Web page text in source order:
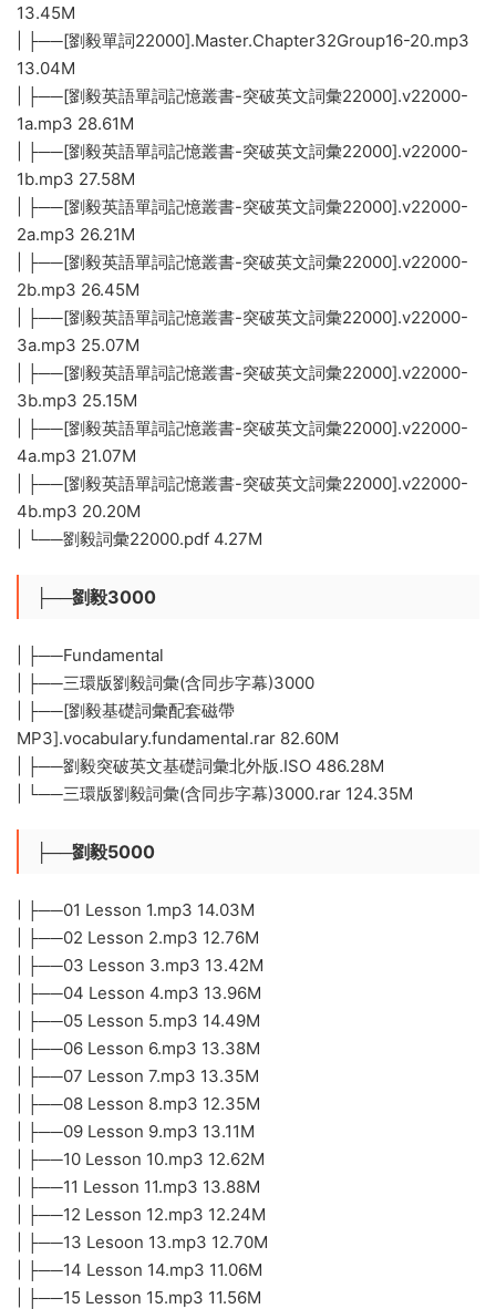
13.45M
| ├──[劉毅單詞22000].Master.Chapter32Group16-20.mp3
13.04M
| ├──[劉毅英語單詞記憶叢書-突破英文詞彙22000].v22000-
1a.mp3 28.61M
| ├──[劉毅英語單詞記憶叢書-突破英文詞彙22000].v22000-
1b.mp3 27.58M
| ├──[劉毅英語單詞記憶叢書-突破英文詞彙22000].v22000-
2a.mp3 26.21M
| ├──[劉毅英語單詞記憶叢書-突破英文詞彙22000].v22000-
2b.mp3 26.45M
| ├──[劉毅英語單詞記憶叢書-突破英文詞彙22000].v22000-
3a.mp3 25.07M
| ├──[劉毅英語單詞記憶叢書-突破英文詞彙22000].v22000-
3b.mp3 25.15M
| ├──[劉毅英語單詞記憶叢書-突破英文詞彙22000].v22000-
4a.mp3 21.07M
| ├──[劉毅英語單詞記憶叢書-突破英文詞彙22000].v22000-
4b.mp3 20.20M
| └──劉毅詞彙22000.pdf 4.27M
├──劉毅3000
| ├──Fundamental
| ├──三環版劉毅詞彙(含同步字幕)3000
| ├──[劉毅基礎詞彙配套磁帶
MP3].vocabulary.fundamental.rar 82.60M
| ├──劉毅突破英文基礎詞彙北外版.ISO 486.28M
| └──三環版劉毅詞彙(含同步字幕)3000.rar 124.35M
├──劉毅5000
| ├──01 Lesson 1.mp3 14.03M
| ├──02 Lesson 2.mp3 12.76M
| ├──03 Lesson 3.mp3 13.42M
| ├──04 Lesson 4.mp3 13.96M
| ├──05 Lesson 5.mp3 14.49M
| ├──06 Lesson 6.mp3 13.38M
| ├──07 Lesson 7.mp3 13.35M
| ├──08 Lesson 8.mp3 12.35M
| ├──09 Lesson 9.mp3 13.11M
| ├──10 Lesson 10.mp3 12.62M
| ├──11 Lesson 11.mp3 13.88M
| ├──12 Lesson 12.mp3 12.24M
| ├──13 Lesoon 13.mp3 12.70M
| ├──14 Lesson 14.mp3 11.06M
| ├──15 Lesson 15.mp3 11.56M